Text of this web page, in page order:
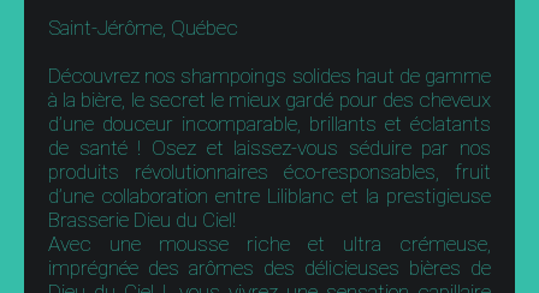
Saint-Jérôme, Québec
Découvrez nos shampoings solides haut de gamme
à la bière, le secret le mieux gardé pour des cheveux
d’une douceur incomparable, brillants et éclatants
de santé ! Osez et laissez-vous séduire par nos
produits révolutionnaires éco-responsables, fruit
d’une collaboration entre Liliblanc et la prestigieuse
Brasserie Dieu du Ciel!
Avec une mousse riche et ultra crémeuse,
imprégnée des arômes des délicieuses bières de